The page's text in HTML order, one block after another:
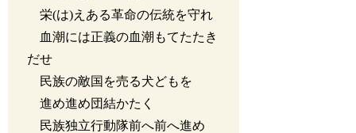
栄(は)えある革命の伝統を守れ
血潮には正義の血潮もてたたき
だせ
民族の敵国を売る犬どもを
進め進め団結かたく
民族独立行動隊前へ前へ進め